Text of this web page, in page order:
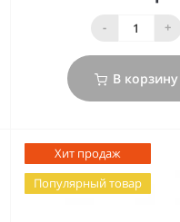
- +
В корзину
Хит продаж
Популярный товар